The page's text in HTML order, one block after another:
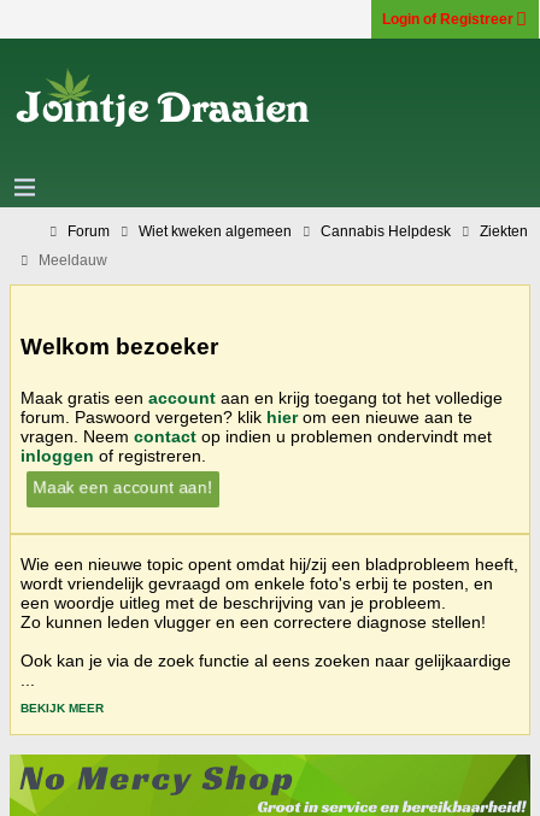
Login of Registreer
Forum Wiet kweken algemeen Cannabis Helpdesk
Ziekten
Meeldauw
Welkom bezoeker
Maak gratis een account aan en krijg toegang tot het volledige
forum. Paswoord vergeten? klik hierom een nieuwe aan te
vragen. Neem contact op indien u problemen ondervindt met
inloggen of registreren.
Maak een account aan!
Wie een nieuwe topic opent omdat hij/zij een bladprobleem heeft,
wordt vriendelijk gevraagd om enkele foto's erbij te posten, en
een woordje uitleg met de beschrijving van je probleem.
Zo kunnen leden vlugger en een correctere diagnose stellen!
Ook kan je via de zoek functie al eens zoeken naar gelijkaardige
BEKIJK MEER